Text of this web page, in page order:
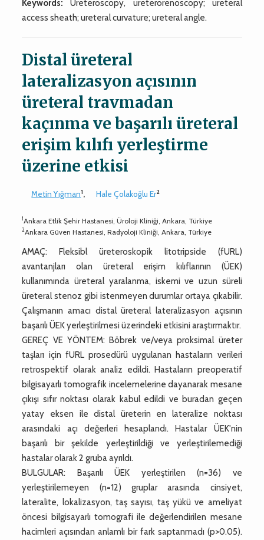
Keywords: Ureteroscopy, ureterorenoscopy; ureteral
access sheath; ureteral curvature; ureteral angle.
Distal üreteral
lateralizasyon açısının
üreteral travmadan
kaçınma ve başarılı üreteral
erişim kılıfı yerleştirme
üzerine etkisi
Metin Yığman1, Hale Çolakoğlu Er2
1Ankara Etlik Şehir Hastanesi, Üroloji Kliniği, Ankara, Türkiye
2Ankara Güven Hastanesi, Radyoloji Kliniği, Ankara, Türkiye
AMAÇ: Fleksibl üreteroskopik litotripside (fURL)
avantanjları olan üreteral erişim kılıflarının (ÜEK)
kullanımında üreteral yaralanma, iskemi ve uzun süreli
üreteral stenoz gibi istenmeyen durumlar ortaya çıkabilir.
Çalışmanın amacı distal üreteral lateralizasyon açısının
başarılı ÜEK yerleştirilmesi üzerindeki etkisini araştırmaktır.
GEREÇ VE YÖNTEM: Böbrek ve/veya proksimal üreter
taşları için fURL prosedürü uygulanan hastaların verileri
retrospektif olarak analiz edildi. Hastaların preoperatif
bilgisayarlı tomografik incelemelerine dayanarak mesane
çıkışı sıfır noktası olarak kabul edildi ve buradan geçen
yatay eksen ile distal üreterin en lateralize noktası
arasındaki açı değerleri hesaplandı. Hastalar ÜEK'nin
başarılı bir şekilde yerleştirildiği ve yerleştirilemediği
hastalar olarak 2 gruba ayrıldı.
BULGULAR: Başarılı ÜEK yerleştirilen (n=36) ve
yerleştirilemeyen (n=12) gruplar arasında cinsiyet,
lateralite, lokalizasyon, taş sayısı, taş yükü ve ameliyat
öncesi bilgisayarlı tomografi ile değerlendirilen mesane
hacimleri açısından anlamlı bir fark saptanmadı (p>0.05).